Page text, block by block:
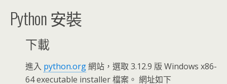
Python 安裝
下載
進入 python.org網站，選取 3.12.9 版 Windows x86-
64 executable installer 檔案。 網址如下